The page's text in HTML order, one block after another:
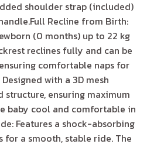
shoulder strap (included)
Recline from Birth:
(0 months) up to 22 kg
reclines fully and can be
comfortable naps for
with a 3D mesh
ensuring maximum
baby cool and comfortable in
Features a shock-absorbing
for a smooth, stable ride. The